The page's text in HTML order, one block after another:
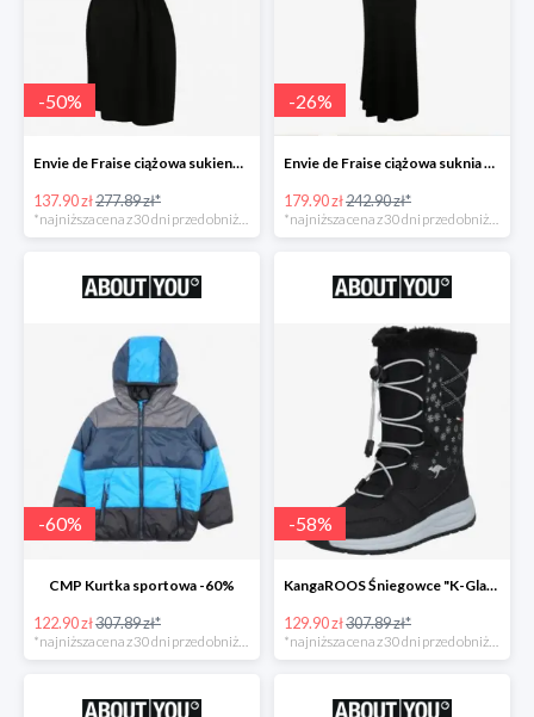
-50%
Envie de Fraise ciążowa sukienka 'Madeleine' -50%
137.90 zł277.89 zł*
-26%
Envie de Fraise ciążowa suknia wieczorowa 'Lucille' -26%
179.90 zł242.90 zł*
-60%
CMP Kurtka sportowa -60%
122.90 zł307.89 zł*
*najniższa cena z 30 dni przed obniżką
-58%
KangaROOS Śniegowce "K-Glaze RTX -60%
129.90 zł307.89 zł*
*najniższa cena z 30 dni przed obniżką